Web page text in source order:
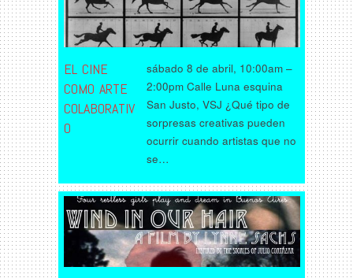
EL CINE
COMO ARTE
COLABORATIV
O
sábado 8 de abril, 10:00am –
2:00pm Calle Luna esquina
San Justo, VSJ ¿Qué tipo de
sorpresas creativas pueden
ocurrir cuando artistas que no
se…